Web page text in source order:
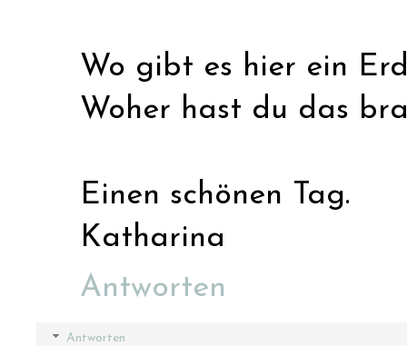
Wo gibt es hier ein
Woher hast du das
Einen schönen Tag.
Katharina
Antworten
Antworten